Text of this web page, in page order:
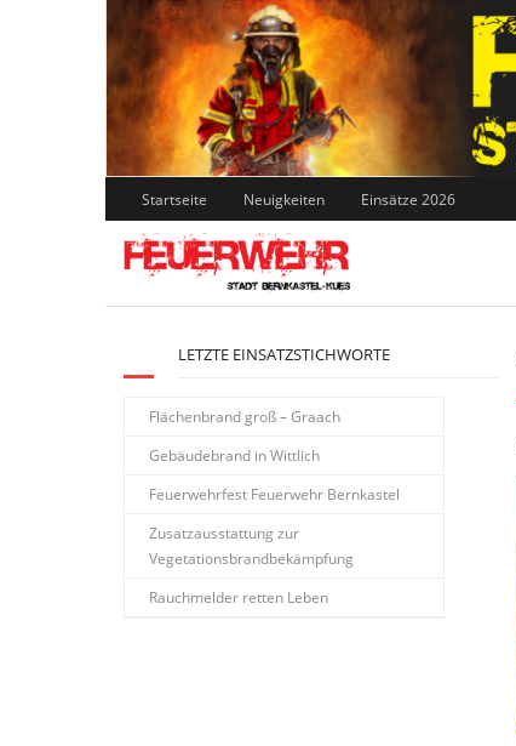
Skip
to
content
Startseite Neuigkeiten Einsätze 2026
LETZTE EINSATZSTICHWORTE
Flächenbrand groß – Graach
Gebäudebrand in Wittlich
Feuerwehrfest Feuerwehr Bernkastel
Zusatzausstattung zur
Vegetationsbrandbekämpfung
Rauchmelder retten Leben